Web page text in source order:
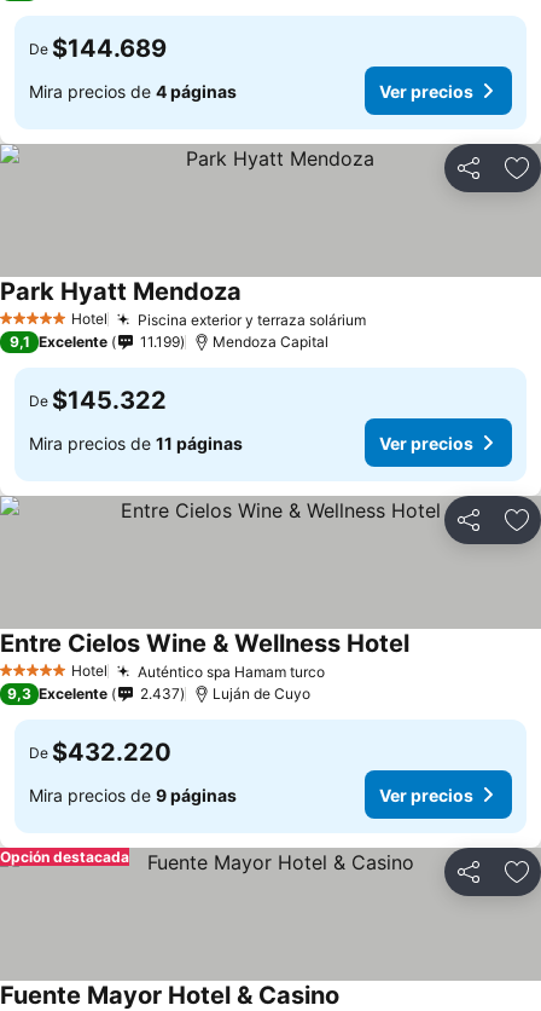
De $144.689
Mira precios de 4 páginas Ver precios
Compartir
5 Estrellas Hotel Piscina exterior y terraza soláriumVer precios
Park Hyatt Mendoza
9,1 Excelente 11.199 Mendoza Capital
De $145.322
Mira precios de 11 páginas Ver precios
Compartir
5 Estrellas Hotel Auténtico spa Hamam turcoVer precios
Entre Cielos Wine & Wellness HotelVer precios
9,3 Excelente 2.437 Luján de Cuyo
De $432.220
Mira precios de 9 páginas Ver precios
Compartir
Opción destacada
Fuente Mayor Hotel & Casino